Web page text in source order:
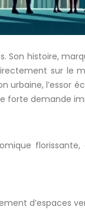
Son histoire,
sur le
l’essor
forte demande
d’espaces